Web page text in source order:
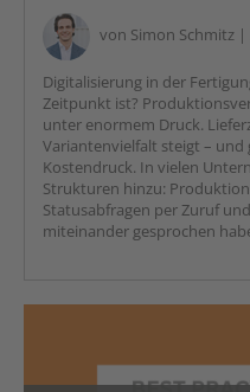
von Simon Schmitz |
Digitalisierung in der
Zeitpunkt ist?
unter enormem Druck.
Variantenvielfalt steigt – und
Kostendruck. In vielen
Strukturen hinzu:
Statusabfragen per Zuruf
miteinander gesprochen